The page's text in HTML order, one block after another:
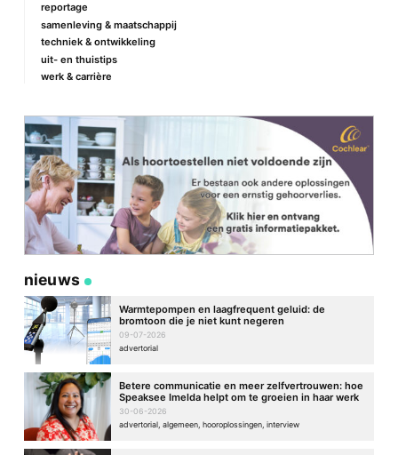
E-mail*
reportage
samenleving & maatschappij
techniek & ontwikkeling
uit- en thuistips
werk & carrière
nieuws
Warmtepompen en laagfrequent geluid: de
bromtoon die je niet kunt negeren
09-07-2026
advertorial
Betere communicatie en meer zelfvertrouwen: hoe
Speaksee Imelda helpt om te groeien in haar werk
30-06-2026
advertorial, algemeen, hooroplossingen, interview